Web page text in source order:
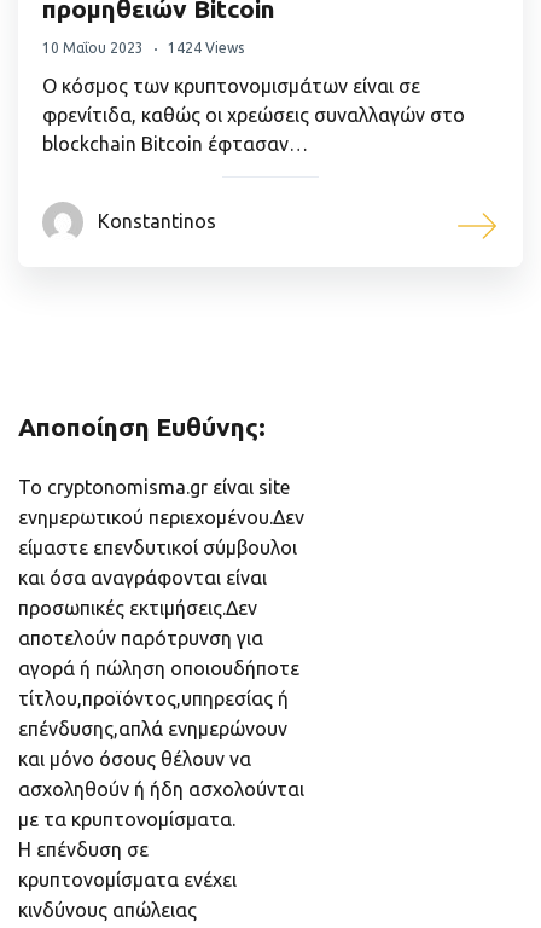
προμηθειών Bitcoin
10 Μαΐου 2023 1424 Views
Ο κόσμος των κρυπτονομισμάτων είναι σε
φρενίτιδα, καθώς οι χρεώσεις συναλλαγών στο
blockchain Bitcoin έφτασαν…
Konstantinos
Αποποίηση Ευθύνης:
Το cryptonomisma.gr είναι site
ενημερωτικού περιεχομένου.Δεν
είμαστε επενδυτικοί σύμβουλοι
και όσα αναγράφονται είναι
προσωπικές εκτιμήσεις.Δεν
αποτελούν παρότρυνση για
αγορά ή πώληση οποιουδήποτε
τίτλου,προϊόντος,υπηρεσίας ή
επένδυσης,απλά ενημερώνουν
και μόνο όσους θέλουν να
ασχοληθούν ή ήδη ασχολούνται
με τα κρυπτονομίσματα.
Η επένδυση σε
κρυπτονομίσματα ενέχει
κινδύνους απώλειας